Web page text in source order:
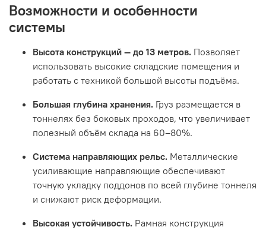
Возможности и особенности
системы
Высота конструкций — до 13 метров. Позволяет
использовать высокие складские помещения и
работать с техникой большой высоты подъёма.
Большая глубина хранения. Груз размещается в
тоннелях без боковых проходов, что увеличивает
полезный объём склада на 60–80%.
Система направляющих рельс. Металлические
усиливающие направляющие обеспечивают
точную укладку поддонов по всей глубине тоннеля
и снижают риск деформации.
Высокая устойчивость. Рамная конструкция